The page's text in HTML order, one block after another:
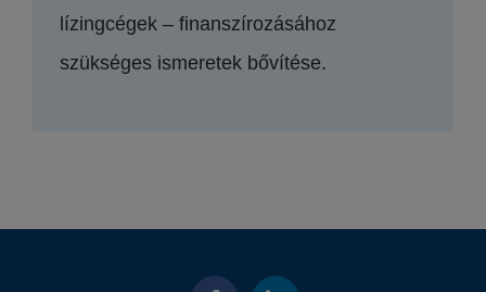
lízingcégek – finanszírozásához
szükséges ismeretek bővítése.